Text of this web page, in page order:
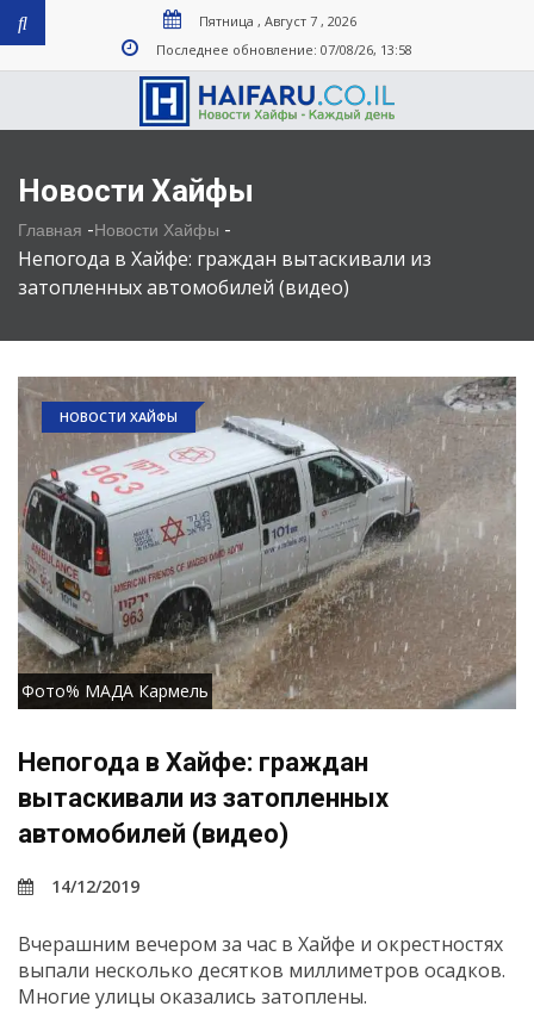
Пятница , Август 7 , 2026
Последнее обновление: 07/08/26, 13:58
Новости Хайфы
Главная -Новости Хайфы -
Непогода в Хайфе: граждан вытаскивали из
затопленных автомобилей (видео)
НОВОСТИ ХАЙФЫ
Фото% МАДА Кармель
Непогода в Хайфе: граждан
вытаскивали из затопленных
автомобилей (видео)
14/12/2019
Вчерашним вечером за час в Хайфе и окрестностях
выпали несколько десятков миллиметров осадков.
Многие улицы оказались затоплены.